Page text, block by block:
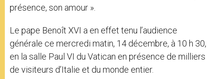
présence, son amour ».
Le pape Benoît XVI a en effet tenu l’audience
générale ce mercredi matin, 14 décembre, à 10 h 30,
en la salle Paul VI du Vatican en présence de milliers
de visiteurs d’Italie et du monde entier.